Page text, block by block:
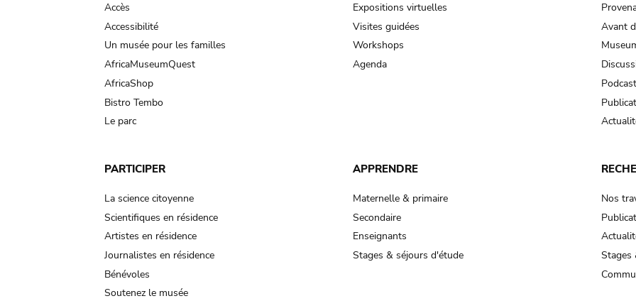
Accès
Accessibilité
Un musée pour les familles
AfricaMuseumQuest
AfricaShop
Bistro Tembo
Le parc
Expositions virtuelles
Visites guidées
Workshops
Agenda
Avant
PARTICIPER
La science citoyenne
Scientifiques en résidence
Artistes en résidence
Journalistes en résidence
Bénévoles
Soutenez le musée
APPRENDRE
Maternelle & primaire
Secondaire
Enseignants
Stages & séjours d'étude
Nos
Stages